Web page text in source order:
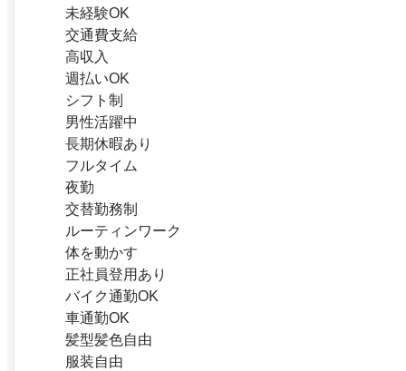
未経験OK
交通費支給
高収入
週払いOK
シフト制
男性活躍中
長期休暇あり
フルタイム
夜勤
交替勤務制
ルーティンワーク
体を動かす
正社員登用あり
バイク通勤OK
車通勤OK
髪型髪色自由
服装自由